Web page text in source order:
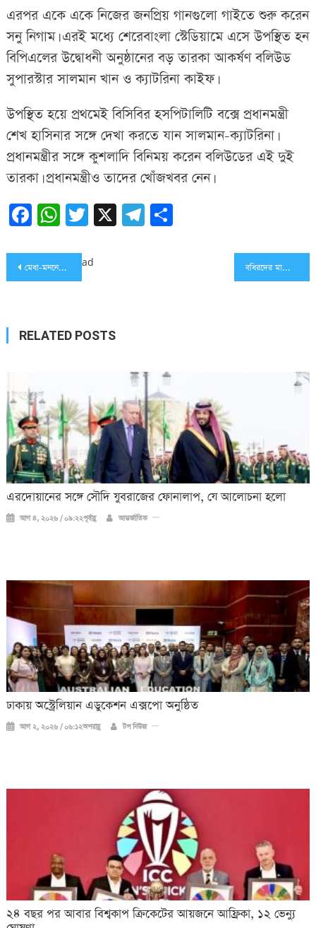
এরপর একে একে নিজের জনপ্রিয় গানগুলো গাইতে শুরু করেন
সনু নিগাম। এরই মধ্যে শেরেবাংলা স্টেডিয়ামে এসে উপস্থিত হন
বিপিএলের উদ্বোধনী অনুষ্ঠানের বড় তারকা আকর্ষণ বলিউড
সুপারস্টার সালমান খান ও ক্যাটরিনা কাইফ।
উপস্থিত হয়ে প্রথমেই বিসিবির হসপিটালিটি বক্সে প্রধানমন্ত্রী
শেখ হাসিনার সঙ্গে দেখা করতে যান সালমান-ক্যাটরিনা।
প্রধানমন্ত্রীর সঙ্গে কুশলাদি বিনিময় করেন বলিউডের এই দুই
তারকা। প্রধানমন্ত্রীও তাদের খোঁজখবর নেন।
Facebook
WhatsApp
Twitter
X Telegram
Share
Post
মেধা-মননের বিকাশে খেলাধুলার বিকল্প নেই: মন্ত্রী তাজুল ইসলাম বধিরদের মাঝে কম্বল ও ১ লক্ষ টাকা অনুদান দিলেন এমপি বাহার
ad
RELATED POSTS
এরদোয়ানের সঙ্গে সৌদি যুবরাজের ফোনালাপ, যে আলোচনা হলো
আগ ৪, ২০২৬ / ০৯:২২পূর্বাহ্ণ আন্তর্জাতিক
ঢাকায় অস্ট্রেলিয়ান এডুকেশন এক্সপো অনুষ্ঠিত
আগ ২, ২০২৬ / ০৬:১২অপরাহ্ণ টপ নিউজ
২৪ বছর পর আবার বিশ্বকাপ ক্রিকে‌টের আয়জনে আফ্রিকা, ১২ ভেন্যু